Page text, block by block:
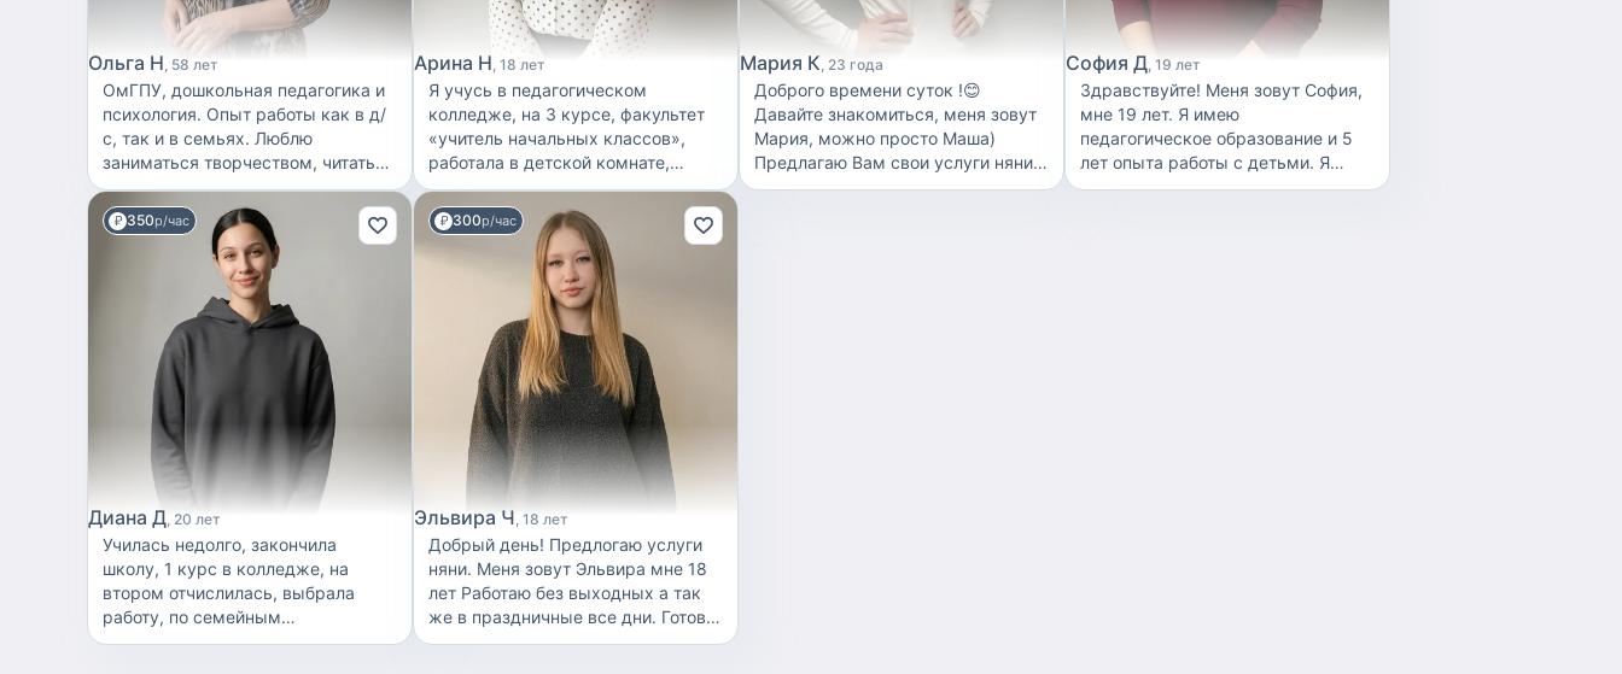
Ольга Н 58 лет
ОмГПУ, дошкольная педагогика и
психология. Опыт работы как в д/
с, так и в семьях. Люблю
заниматься творчеством, читать
книги, люблю цветы. Умею ладить
и заниматься с детьми, объяснять
им понятно. Доброжелательная и
надëжная. Учитываю пожелания
родителей. Вредных привычек нет.
Арина Н 18 лет
Я учусь в педагогическом
колледже, на 3 курсе, факультет
«учитель начальных классов»,
работала в детской комнате,
следила за детьми, была
аниматором, а так же проводила
мастер классы, так же работала в
сети «Додо пиццы», так как это
работа с едой, важно, что бы
рабочее место было чистым и
стерильным, так же основной
обязанностью была готовка пищи,
быстро и качественно, по
стандартам и правилам СанПиН.
Так же я танцую почти всю свою
жизнь, занималась актерским
мастерством и еще во многих
других кружках.
Мария К 23 года
Доброго времени суток !😊
Давайте знакомиться, меня зовут
Мария, можно просто Маша)
Предлагаю Вам свои услуги няни
для ребенка, помогу маме
София Д 19 лет
Здравствуйте! Меня зовут София,
мне 19 лет. Я имею
педагогическое образование и 5
лет опыта работы с детьми. Я
заботливая, внимательная и
350р/час
Диана Д 20 лет
Училась недолго, закончила
школу, 1 курс в колледже, на
втором отчислилась, выбрала
работу, по семейным
обстоятельствам, в данный
300р/час
Эльвира Ч 18 лет
Добрый день! Предлогаю услуги
няни. Меня зовут Эльвира мне 18
лет Работаю без выходных а так
же в праздничные все дни. Готова
посидеть с вашими детками с 4